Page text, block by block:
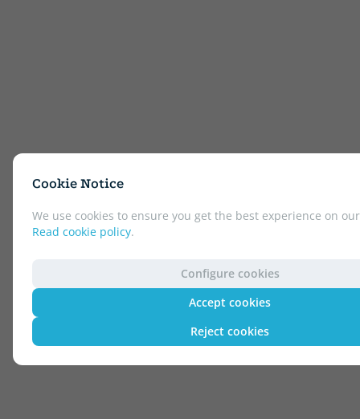
Cookie Notice
We use cookies to ensure you get the best experience on
Read cookie policy.
Configure cookies
Accept cookies
Reject cookies